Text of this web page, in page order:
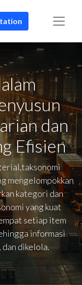
dan
Efisien
mengelompokkan
kategori dan
yang kuat
setiap item
informasi
dan dikelola.